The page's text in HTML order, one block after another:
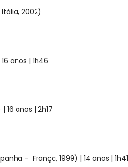
Itália, 2002)
16 anos | 1h46
| 16 anos | 2h17
– França, 1999) | 14 anos | 1h41